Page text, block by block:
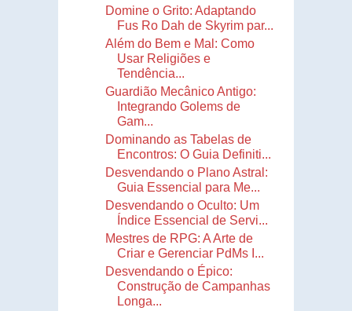
Domine o Grito: Adaptando
Fus Ro Dah de Skyrim par...
Além do Bem e Mal: Como
Usar Religiões e
Tendência...
Guardião Mecânico Antigo:
Integrando Golems de
Gam...
Dominando as Tabelas de
Encontros: O Guia Definiti...
Desvendando o Plano Astral:
Guia Essencial para Me...
Desvendando o Oculto: Um
Índice Essencial de Servi...
Mestres de RPG: A Arte de
Criar e Gerenciar PdMs I...
Desvendando o Épico:
Construção de Campanhas
Longa...